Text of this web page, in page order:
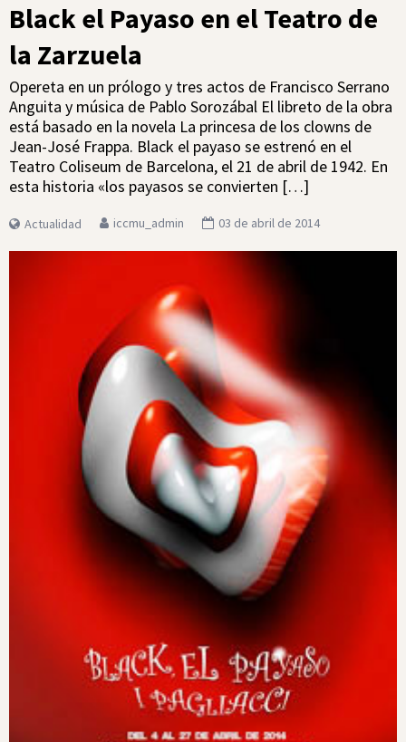
Black el Payaso en el Teatro de
la Zarzuela
Opereta en un prólogo y tres actos de Francisco Serrano
Anguita y música de Pablo Sorozábal El libreto de la obra
está basado en la novela La princesa de los clowns de
Jean-José Frappa. Black el payaso se estrenó en el
Teatro Coliseum de Barcelona, el 21 de abril de 1942. En
esta historia «los payasos se convierten […]
Actualidad iccmu_admin 03 de abril de 2014